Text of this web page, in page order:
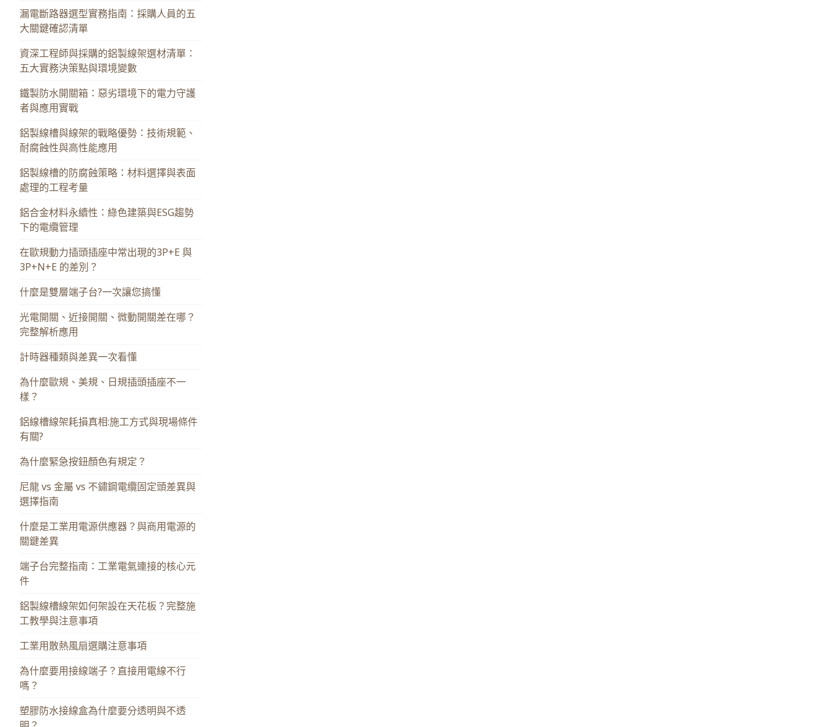
漏電斷路器選型實務指南：採購人員的五
大關鍵確認清單
資深工程師與採購的鋁製線架選材清單：
五大實務決策點與環境變數
鐵製防水開關箱：惡劣環境下的電力守護
者與應用實戰
鋁製線槽與線架的戰略優勢：技術規範、
耐腐蝕性與高性能應用
鋁製線槽的防腐蝕策略：材料選擇與表面
處理的工程考量
鋁合金材料永續性：綠色建築與ESG趨勢
下的電纜管理
在歐規動力插頭插座中常出現的3P+E 與
3P+N+E 的差別？
什麼是雙層端子台?一次讓您搞懂
光電開關、近接開關、微動開關差在哪？
完整解析應用
計時器種類與差異一次看懂
為什麼歐規、美規、日規插頭插座不一
樣？
鋁線槽線架耗損真相:施工方式與現場條件
有關?
為什麼緊急按鈕顏色有規定？
尼龍 vs 金屬 vs 不鏽鋼電纜固定頭差異與
選擇指南
什麼是工業用電源供應器？與商用電源的
關鍵差異
端子台完整指南：工業電氣連接的核心元
件
鋁製線槽線架如何架設在天花板？完整施
工教學與注意事項
工業用散熱風扇選購注意事項
為什麼要用接線端子？直接用電線不行
嗎？
塑膠防水接線盒為什麼要分透明與不透